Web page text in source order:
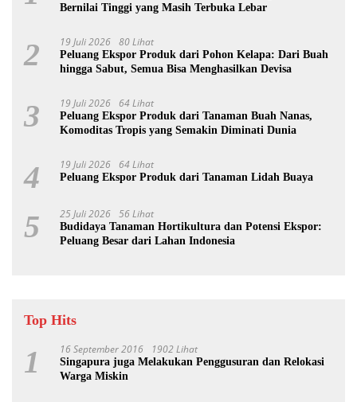
Bernilai Tinggi yang Masih Terbuka Lebar
2 19 Juli 2026 80 Lihat
Peluang Ekspor Produk dari Pohon Kelapa: Dari Buah
hingga Sabut, Semua Bisa Menghasilkan Devisa
3 19 Juli 2026 64 Lihat
Peluang Ekspor Produk dari Tanaman Buah Nanas,
Komoditas Tropis yang Semakin Diminati Dunia
4 19 Juli 2026 64 Lihat
Peluang Ekspor Produk dari Tanaman Lidah Buaya
5 25 Juli 2026 56 Lihat
Budidaya Tanaman Hortikultura dan Potensi Ekspor:
Peluang Besar dari Lahan Indonesia
Top Hits
1 16 September 2016 1902 Lihat
Singapura juga Melakukan Penggusuran dan Relokasi
Warga Miskin